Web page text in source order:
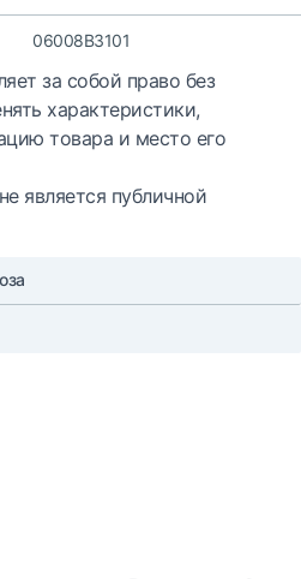
06008B3101
за собой право без
характеристики,
товара и место его
является публичной